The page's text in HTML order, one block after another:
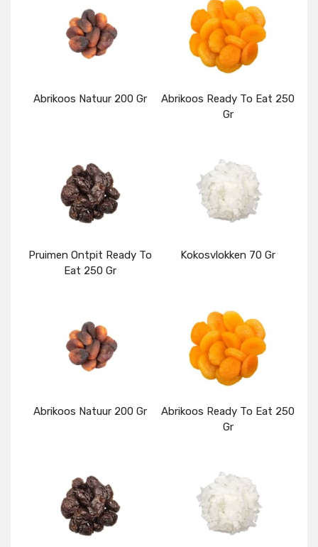
Abrikoos Natuur 200 Gr
Details
Abrikoos Ready To Eat 250
Gr
Details
Pruimen Ontpit Ready To
Eat 250 Gr
Kokosvlokken 70 Gr
Details
Abrikoos Natuur 200 Gr
Details
Abrikoos Ready To Eat 250
Gr
Details